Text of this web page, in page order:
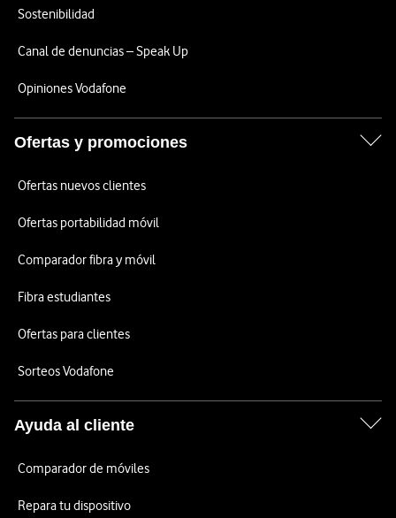
Sostenibilidad
Canal de denuncias – Speak Up
Opiniones Vodafone
Ofertas y promociones
Ofertas nuevos clientes
Ofertas portabilidad móvil
Comparador fibra y móvil
Fibra estudiantes
Ofertas para clientes
Sorteos Vodafone
Ayuda al cliente
Comparador de móviles
Repara tu dispositivo